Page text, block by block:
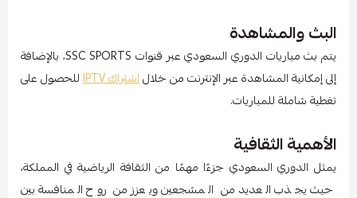
البث والمشاهدة
يتم بث مباريات الدوري السعودي عبر قنوات SSC SPORTS، بالإضافة
إلى إمكانية المشاهدة عبر الإنترنت من خلالاشتراك IPTV
للحصول على
تغطية شاملة للمباريات.
الأهمية الثقافية
يمثل الدوري السعودي جزءًا مهمًا من الثقافة الرياضية في المملكة،
حيث يجذب العديد من المشجعين ويعزز من روح المنافسة بين